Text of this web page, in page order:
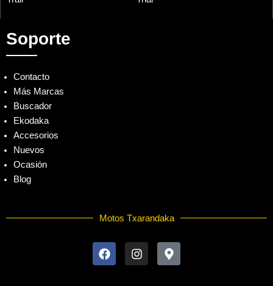
Soporte
Contacto
Más Marcas
Buscador
Ekodaka
Accesorios
Nuevos
Ocasión
Blog
Motos Txarandaka
a
c
n
s
a
p